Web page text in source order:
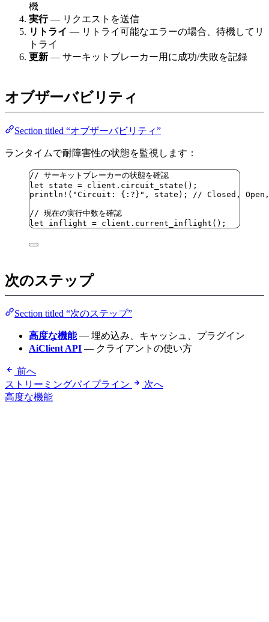
機
実行— リクエストを送信
リトライ — リトライ可能なエラーの場合、待機してリ
トライ
更新 — サーキットブレーカー用に成功/失敗を記録
オブザーバビリティ
Section titled “オブザーバビリティ”
ランタイムで耐障害性の状態を監視します：
// サーキットブレーカーの状態を確認
let
state = client . circuit_state ();
println! ( "Circuit: {:?} " , state ); // Closed,
// 現在の実行中数を確認
let
inflight = client . current_inflight ();
次のステップ
Section titled “次のステップ”
高度な機能— 埋め込み、キャッシュ、プラグイン
AiClient API — クライアントの使い方
前へ
ストリーミングパイプライン
次へ
高度な機能